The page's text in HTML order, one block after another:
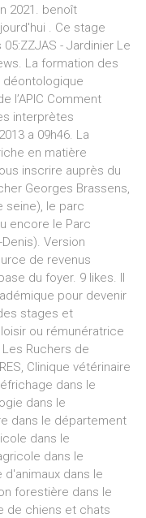
2021. benoît
. Ce stage
- Jardinier Le
La formation des
déontologique
l’APIC Comment
interprètes
a 09h46. La
en matière
inscrire auprès du
Georges Brassens,
seine), le parc
encore le Parc
Version
de revenus
du foyer. 9 likes. Il
pour devenir
stages et
ou rémunératrice
Les Ruchers de
Clinique vétérinaire
dans le
dans le
dans le département
dans le
dans le
d'animaux dans le
forestière dans le
de chiens et chats